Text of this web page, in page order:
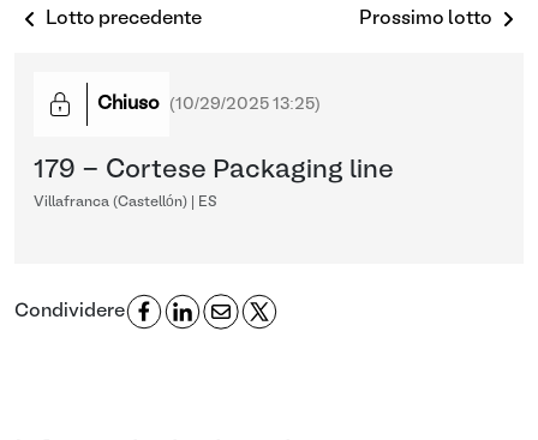
Lotto precedente Prossimo lotto
Chiuso (10/29/2025 13:25)
179 - Cortese Packaging line
Villafranca (Castellón) | ES
Condividere